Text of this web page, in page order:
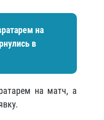
на
в
на матч, а